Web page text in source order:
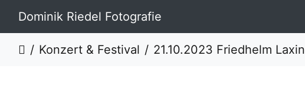
Dominik Riedel Fotografie
Konzert & Festival 21.10.2023 Friedhelm Laxinger